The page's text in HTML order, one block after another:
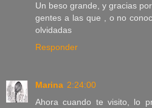
Un beso grande, y gracias
gentes a las que , o no
olvidadas
Responder
Marina 2:24:00
Ahora cuando te visito, lo